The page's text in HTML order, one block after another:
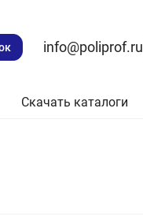
info@poliprof.ru
Скачать каталоги